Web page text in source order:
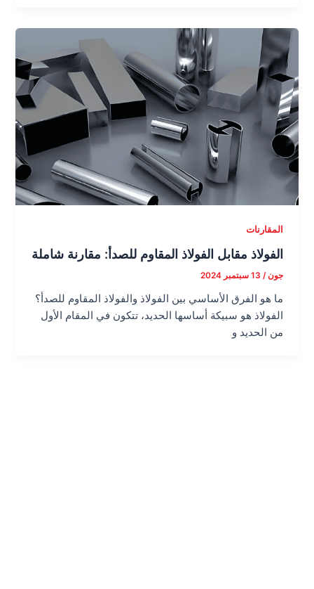
المقارنات
الفولاذ مقابل الفولاذ المقاوم للصدأ: مقارنة شاملة
جون/ 13 سبتمبر 2024
ما هو الفرق الأساسي بين الفولاذ والفولاذ المقاوم للصدأ؟
الفولاذ هو سبيكة أساسها الحديد، تتكون في المقام الأول
من الحديد و